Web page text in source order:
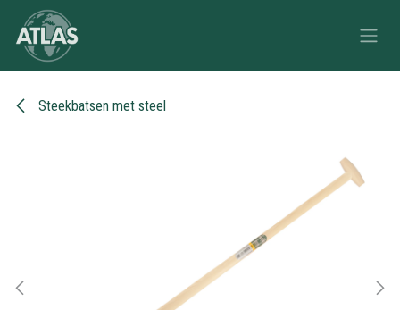
Overslaan naar inhoud
Steekbatsen met steel